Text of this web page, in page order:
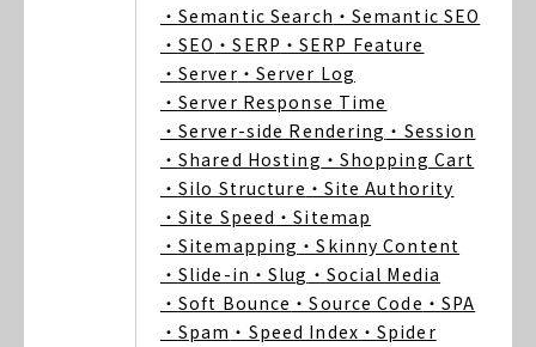
・Semantic Search ・Semantic SEO
・SEO ・SERP ・SERP Feature
・Server ・Server Log
・Server Response Time
・Server-side Rendering ・Session
・Shared Hosting ・Shopping Cart
・Silo Structure ・Site Authority
・Site Speed ・Sitemap
・Sitemapping ・Skinny Content
・Slide-in ・Slug ・Social Media
・Soft Bounce ・Source Code ・SPA
・Spam ・Speed Index ・Spider